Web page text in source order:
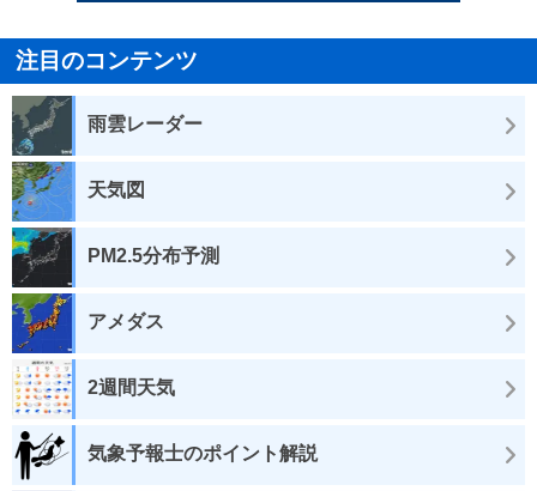
注目のコンテンツ
雨雲レーダー
天気図
PM2.5分布予測
アメダス
2週間天気
気象予報士のポイント解説